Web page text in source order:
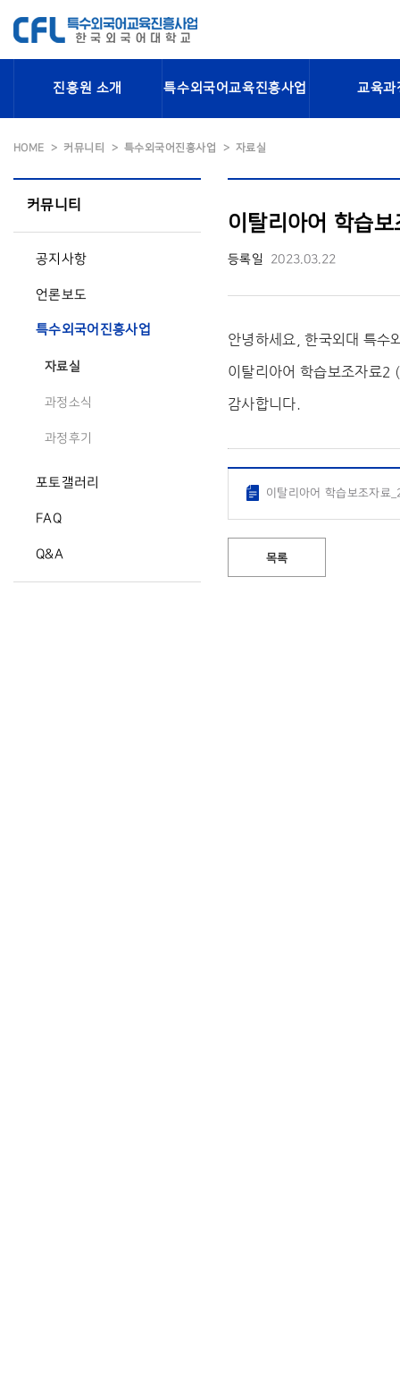
진흥원 소개 특수외국어교육진흥사업 교육과
HOME 커뮤니티 특수외국어진흥사업 자료실
커뮤니티
공지사항
언론보도
특수외국어진흥사업
자료실
과정소식
과정후기
포토갤러리
FAQ
Q&A
이탈리아어 학습
등록일 2023.03.22
안녕하세요, 한국외대 특수
이탈리아어 학습보조자료
감사합니다.
이탈리아어 학습보조자
목록